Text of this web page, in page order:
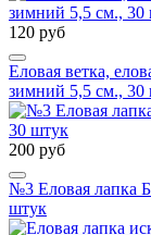
120 руб
Еловая ветка,
зимний 5,5 см., 30
200 руб
№3 Еловая лапка
штук